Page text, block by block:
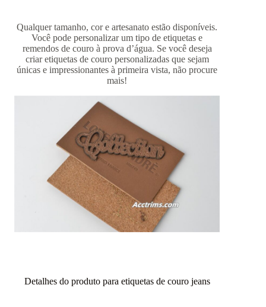
Qualquer tamanho, cor e artesanato estão disponíveis.
Você pode personalizar um tipo de etiquetas e
remendos de couro à prova d’água. Se você deseja
criar etiquetas de couro personalizadas que sejam
únicas e impressionantes à primeira vista, não procure
mais!
Detalhes do produto para etiquetas de couro jeans